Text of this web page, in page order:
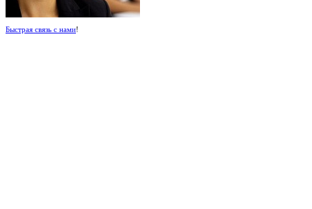
Быстрая связь с нами!